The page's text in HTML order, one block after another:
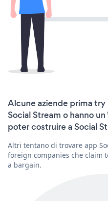
Alcune aziende prima
Social Stream o hanno
poter costruire a Social
Altri tentano di trovare app
foreign companies che claim
a bargain.